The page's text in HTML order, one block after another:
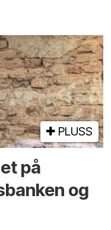
PLUSS
på
og